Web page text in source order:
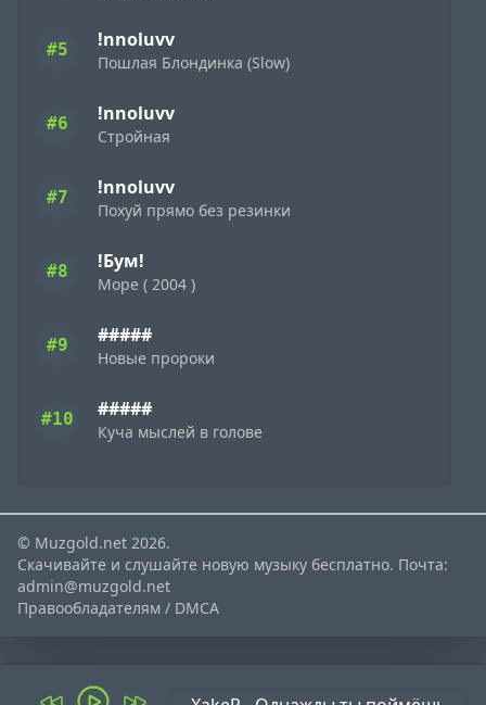
#5 !nnoluvv
Пошлая Блондинка (Slow)
#6 !nnoluvv
Стройная
#7 !nnoluvv
Похуй прямо без резинки
#8 !Бум!
Море ( 2004 )
#9 #####
Новые пророки
#10 #####
Куча мыслей в голове
© Muzgold.net 2026.
Скачивайте и слушайте новую музыку бесплатно. Почта:
admin@muzgold.net
Правообладателям / DMCA